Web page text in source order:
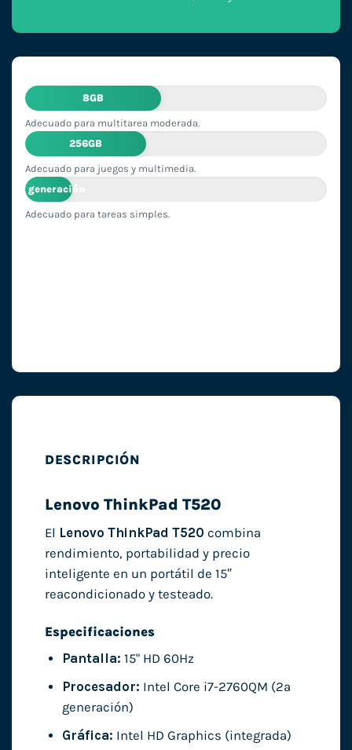
8GB
Adecuado para multitarea moderada.
256GB
Adecuado para juegos y multimedia.
2ª generación
Adecuado para tareas simples.
DESCRIPCIÓN
Lenovo ThinkPad T520
El Lenovo ThinkPad T520 combina
rendimiento, portabilidad y precio
inteligente en un portátil de 15″
reacondicionado y testeado.
Especificaciones
Pantalla: 15" HD 60Hz
Procesador: Intel Core i7-2760QM (2ª
generación)
Gráfica: Intel HD Graphics (integrada)